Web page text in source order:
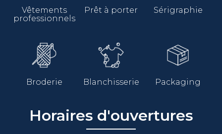
Vêtements
professionnels
Prêt à porter Sérigraphie
Broderie Blanchisserie Packaging
Horaires d'ouvertures